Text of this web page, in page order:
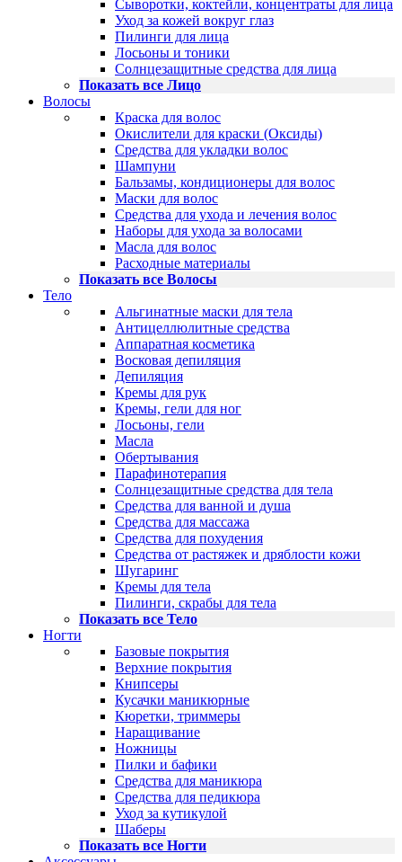
Сыворотки, коктейли, концентраты для лица
Уход за кожей вокруг глаз
Пилинги для лица
Лосьоны и тоники
Солнцезащитные средства для лица
Показать все Лицо
Волосы
Краска для волос
Окислители для краски (Оксиды)
Средства для укладки волос
Шампуни
Бальзамы, кондиционеры для волос
Маски для волос
Средства для ухода и лечения волос
Наборы для ухода за волосами
Масла для волос
Расходные материалы
Показать все Волосы
Тело
Альгинатные маски для тела
Антицеллюлитные средства
Аппаратная косметика
Восковая депиляция
Депиляция
Кремы для рук
Кремы, гели для ног
Лосьоны, гели
Масла
Обертывания
Парафинотерапия
Солнцезащитные средства для тела
Средства для ванной и душа
Средства для массажа
Средства для похудения
Средства от растяжек и дряблости кожи
Шугаринг
Кремы для тела
Пилинги, скрабы для тела
Показать все Тело
Ногти
Базовые покрытия
Верхние покрытия
Книпсеры
Кусачки маникюрные
Кюретки, триммеры
Наращивание
Ножницы
Пилки и бафики
Средства для маникюра
Средства для педикюра
Уход за кутикулой
Шаберы
Показать все Ногти